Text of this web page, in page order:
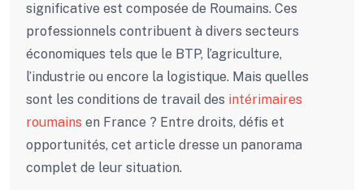
significative est composée de Roumains. Ces
professionnels contribuent à divers secteurs
économiques tels que le BTP, l’agriculture,
l’industrie ou encore la logistique. Mais quelles
sont les conditions de travail des intérimaires
roumains en France ? Entre droits, défis et
opportunités, cet article dresse un panorama
complet de leur situation.